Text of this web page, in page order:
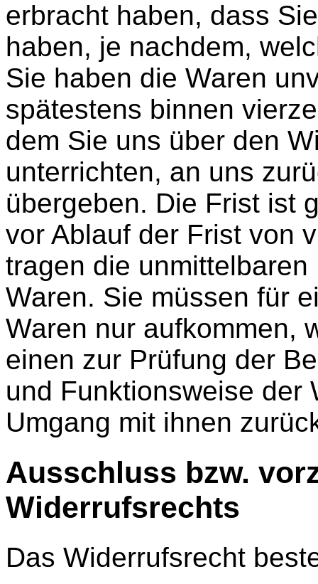
erbracht haben, dass
haben, je nachdem,
Sie haben die Waren
spätestens binnen
dem Sie uns über den
unterrichten, an uns
übergeben. Die Frist ist
vor Ablauf der Frist von
tragen die
Waren. Sie müssen für
Waren nur aufkommen,
einen zur Prüfung der
und Funktionsweise der
Umgang mit ihnen
Ausschluss bzw.
Widerrufsrechts
Das Widerrufsrecht